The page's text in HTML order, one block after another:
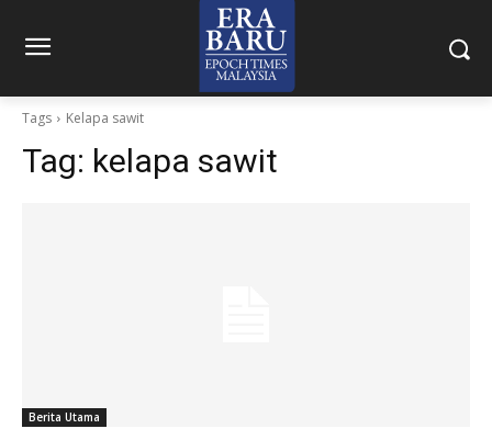
Tags Kelapa sawit
Tag: kelapa sawit
Berita Utama